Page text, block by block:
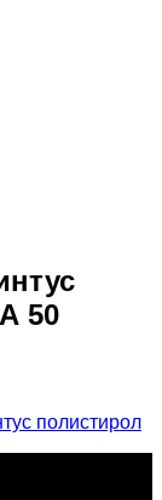
50
полистирол